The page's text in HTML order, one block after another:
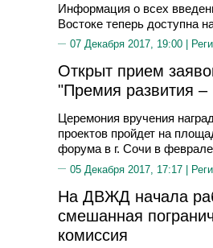
Информация о всех
Востоке теперь доступна
07 Декабря 2017, 19:00 |
Открыт прием
"Премия развития –
Церемония вручения
проектов пройдет на
форума в г. Сочи в
05 Декабря 2017, 17:17 |
На ДВЖД начала
смешанная
комиссия